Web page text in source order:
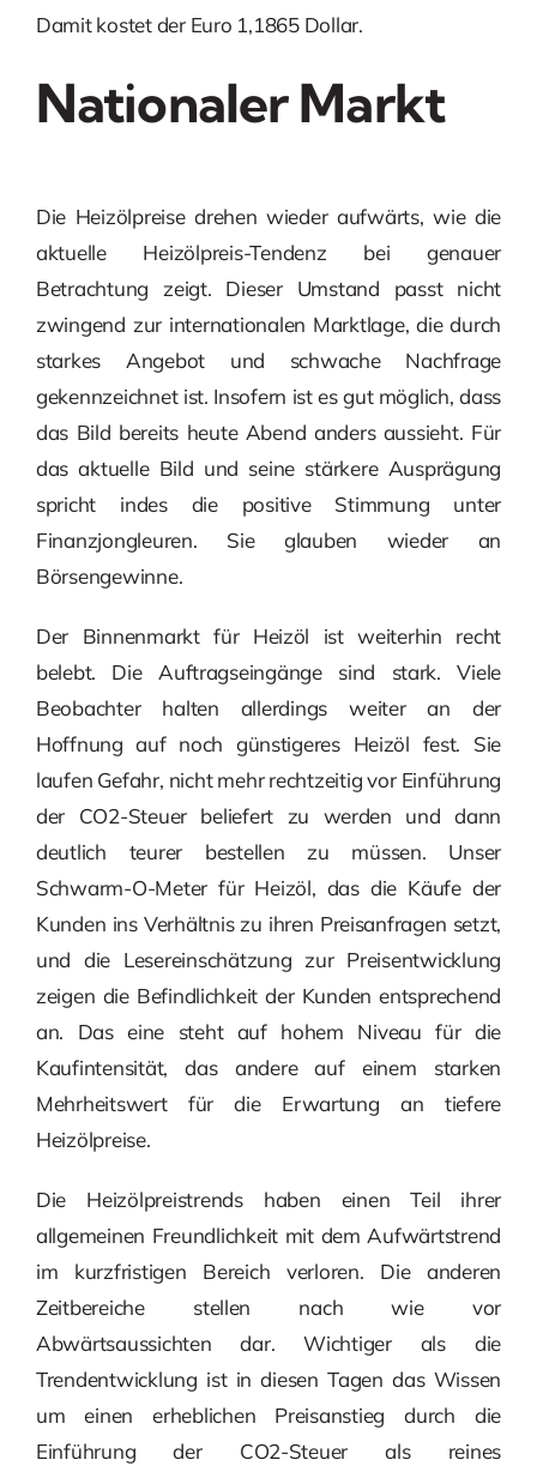
Damit kostet der Euro 1,1865 Dollar.
Nationaler Markt
Die Heizölpreise drehen wieder aufwärts, wie die
aktuelle Heizölpreis-Tendenz bei genauer
Betrachtung zeigt. Dieser Umstand passt nicht
zwingend zur internationalen Marktlage, die durch
starkes Angebot und schwache Nachfrage
gekennzeichnet ist. Insofern ist es gut möglich, dass
das Bild bereits heute Abend anders aussieht. Für
das aktuelle Bild und seine stärkere Ausprägung
spricht indes die positive Stimmung unter
Finanzjongleuren. Sie glauben wieder an
Börsengewinne.
Der Binnenmarkt für Heizöl ist weiterhin recht
belebt. Die Auftragseingänge sind stark. Viele
Beobachter halten allerdings weiter an der
Hoffnung auf noch günstigeres Heizöl fest. Sie
laufen Gefahr, nicht mehr rechtzeitig vor Einführung
der CO2-Steuer beliefert zu werden und dann
deutlich teurer bestellen zu müssen. Unser
Schwarm-O-Meter für Heizöl, das die Käufe der
Kunden ins Verhältnis zu ihren Preisanfragen setzt,
und die Lesereinschätzung zur Preisentwicklung
zeigen die Befindlichkeit der Kunden entsprechend
an. Das eine steht auf hohem Niveau für die
Kaufintensität, das andere auf einem starken
Mehrheitswert für die Erwartung an tiefere
Heizölpreise.
Die Heizölpreistrends haben einen Teil ihrer
allgemeinen Freundlichkeit mit dem Aufwärtstrend
im kurzfristigen Bereich verloren. Die anderen
Zeitbereiche stellen nach wie vor
Abwärtsaussichten dar. Wichtiger als die
Trendentwicklung ist in diesen Tagen das Wissen
um einen erheblichen Preisanstieg durch die
Einführung der CO2-Steuer als reines